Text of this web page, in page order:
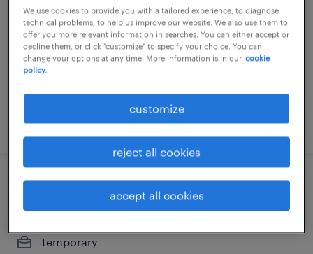
茨城県桜川市, 茨城県
temporary
¥1260.00 per hour
posted 15 july 2026
金属・非金属の検査
temporary
We use cookies to provide you with a tailored experience, to diagnose
technical problems, to help us improve our website. We also use them to
offer you more relevant information in searches. You can either accept or
decline them, or click "customize" to specify your choice. You can
change your options at any time. More information is in our cookie
policy.
customize
reject all cookies
accept all cookies